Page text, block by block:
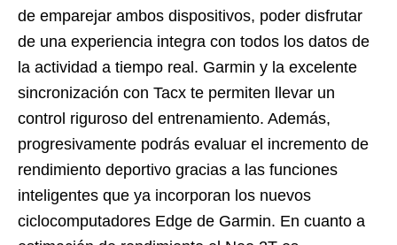
de emparejar ambos dispositivos, poder disfrutar
de una experiencia integra con todos los datos de
la actividad a tiempo real. Garmin y la excelente
sincronización con Tacx te permiten llevar un
control riguroso del entrenamiento. Además,
progresivamente podrás evaluar el incremento de
rendimiento deportivo gracias a las funciones
inteligentes que ya incorporan los nuevos
ciclocomputadores Edge de Garmin. En cuanto a